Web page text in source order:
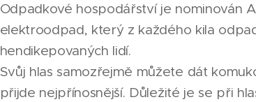
Odpadkové hospodářství je nominován
elektroodpad, který z každého kila
hendikepovaných lidí.
Svůj hlas samozřejmě můžete dát
přijde nejpřínosnější. Důležité je se při